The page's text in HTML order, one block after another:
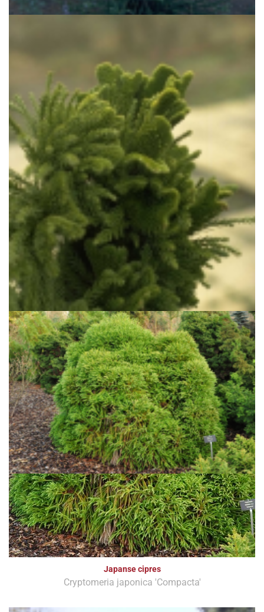
Japanse cipres
Cryptomeria japonica 'Cristata'
Japanse cipres
Cryptomeria japonica 'Compacta'